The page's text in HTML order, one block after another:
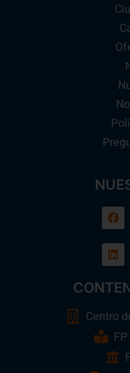
Centro